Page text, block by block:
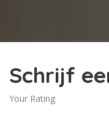
Schrijf
Your Rating